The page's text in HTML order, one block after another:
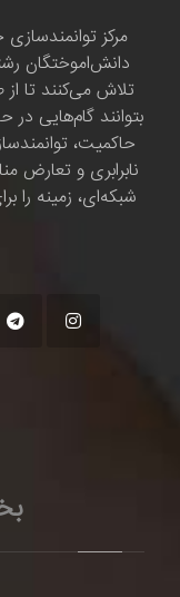
مرکز
دانش‌اموختگان
تلاش می‌کنند تا
بتوانند گام‌هایی
حاکمیت،
نابرابری و تعارض
شبکه‌ای، زمینه را